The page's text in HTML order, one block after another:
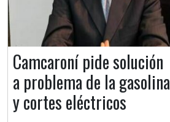
Camcaroní pide solución
a problema de la gasolina
y cortes eléctricos